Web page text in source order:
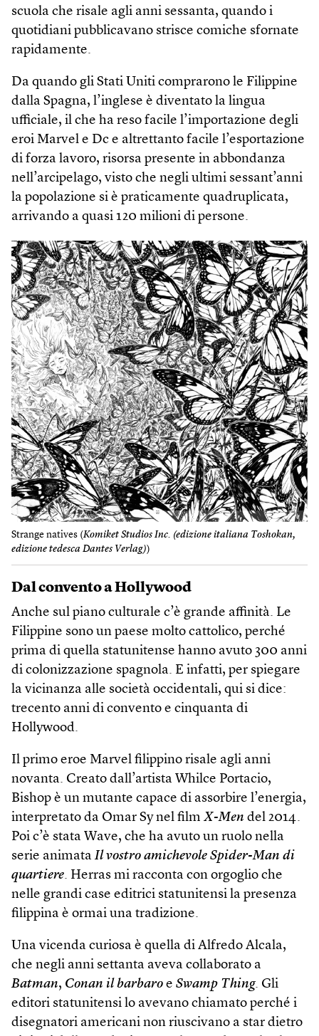
scuola che risale agli anni sessanta, quando i
quotidiani pubblicavano strisce comiche sfornate
rapidamente.
Da quando gli Stati Uniti comprarono le Filippine
dalla Spagna, l’inglese è diventato la lingua
ufficiale, il che ha reso facile l’importazione degli
eroi Marvel e Dc e altrettanto facile l’esportazione
di forza lavoro, risorsa presente in abbondanza
nell’arcipelago, visto che negli ultimi sessant’anni
la popolazione si è praticamente quadruplicata,
arrivando a quasi 120 milioni di persone.
Strange natives (Komiket Studios Inc. (edizione italiana Toshokan,
edizione tedesca Dantes Verlag))
Dal convento a Hollywood
Anche sul piano culturale c’è grande affinità. Le
Filippine sono un paese molto cattolico, perché
prima di quella statunitense hanno avuto 300 anni
di colonizzazione spagnola. E infatti, per spiegare
la vicinanza alle società occidentali, qui si dice:
trecento anni di convento e cinquanta di
Hollywood.
Il primo eroe Marvel filippino risale agli anni
novanta. Creato dall’artista Whilce Portacio,
Bishop è un mutante capace di assorbire l’energia,
interpretato da Omar Sy nel film X-Men del 2014.
Poi c’è stata Wave, che ha avuto un ruolo nella
serie animata Il vostro amichevole Spider-Man di
quartiere. Herras mi racconta con orgoglio che
nelle grandi case editrici statunitensi la presenza
filippina è ormai una tradizione.
Una vicenda curiosa è quella di Alfredo Alcala,
che negli anni settanta aveva collaborato a
Batman, Conan il barbaro e Swamp Thing. Gli
editori statunitensi lo avevano chiamato perché i
disegnatori americani non riuscivano a star dietro